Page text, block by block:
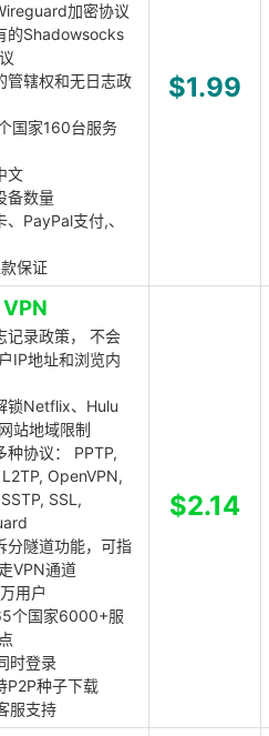
加密协议
的Shadowsocks
管辖权和无日志政
国家160台服务
文
备数量
、PayPal支付,、
保证
$1.99
记录政策， 不会
IP地址和浏览内
锁Netflix、Hulu
站地域限制
种协议： PPTP,
OpenVPN,
SSL,
分隧道功能，可指
VPN通道
用户
个国家6000+服
时登录
P2P种子下载
服支持
$2.14